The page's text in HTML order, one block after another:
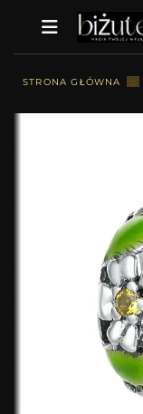
STRONA GŁÓWNA ::